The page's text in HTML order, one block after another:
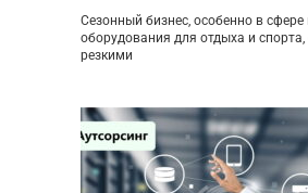
Сезонный бизнес, особенно в сфере
оборудования для отдыха и спорта,
резкими